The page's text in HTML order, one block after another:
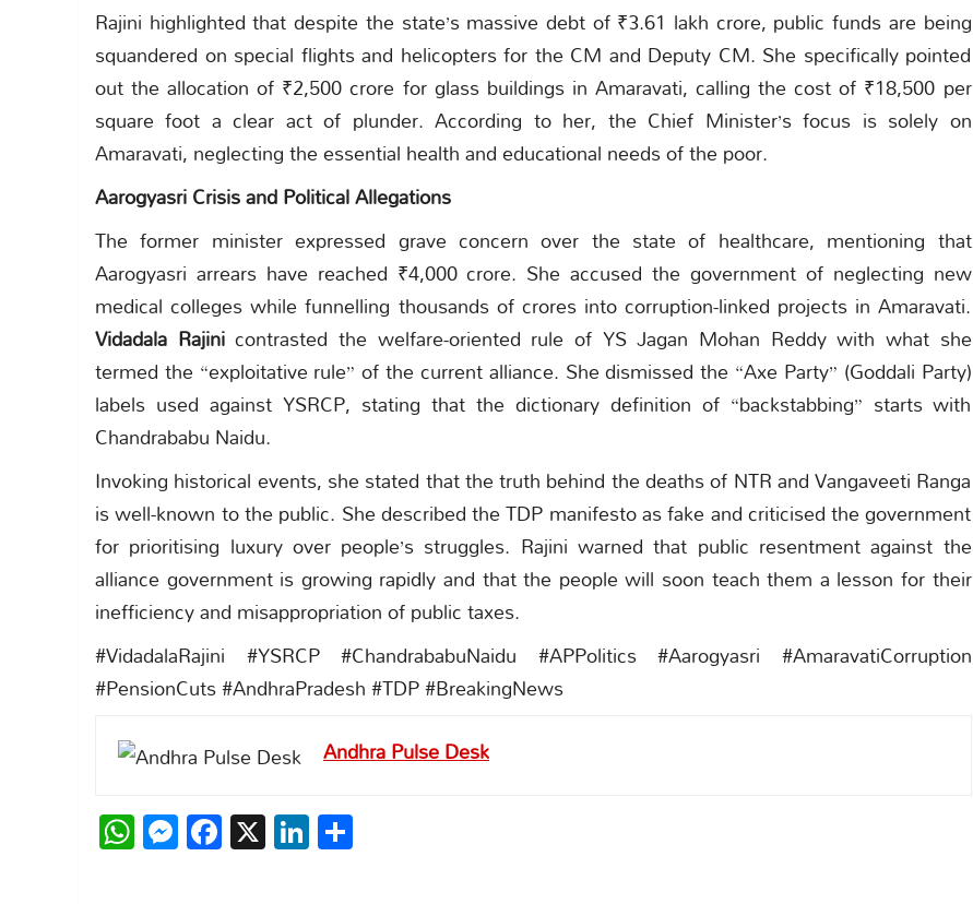
Rajini highlighted that despite the state’s massive debt of ₹3.61 lakh crore, public funds are being
squandered on special flights and helicopters for the CM and Deputy CM. She specifically pointed
out the allocation of ₹2,500 crore for glass buildings in Amaravati, calling the cost of ₹18,500 per
square foot a clear act of plunder. According to her, the Chief Minister’s focus is solely on
Amaravati, neglecting the essential health and educational needs of the poor.
Aarogyasri Crisis and Political Allegations
The former minister expressed grave concern over the state of healthcare, mentioning that
Aarogyasri arrears have reached ₹4,000 crore. She accused the government of neglecting new
medical colleges while funnelling thousands of crores into corruption-linked projects in Amaravati.
Vidadala Rajinicontrasted the welfare-oriented rule of YS Jagan Mohan Reddy with what she
termed the “exploitative rule” of the current alliance. She dismissed the “Axe Party” (Goddali Party)
labels used against YSRCP, stating that the dictionary definition of “backstabbing” starts with
Chandrababu Naidu.
Invoking historical events, she stated that the truth behind the deaths of NTR and Vangaveeti Ranga
is well-known to the public. She described the TDP manifesto as fake and criticised the government
for prioritising luxury over people’s struggles. Rajini warned that public resentment against the
alliance government is growing rapidly and that the people will soon teach them a lesson for their
inefficiency and misappropriation of public taxes.
#VidadalaRajini #YSRCP #ChandrababuNaidu #APPolitics #Aarogyasri #AmaravatiCorruption
#PensionCuts #AndhraPradesh #TDP #BreakingNews
Andhra Pulse Desk
WhatsApp
Messenger
Facebook
X LinkedIn